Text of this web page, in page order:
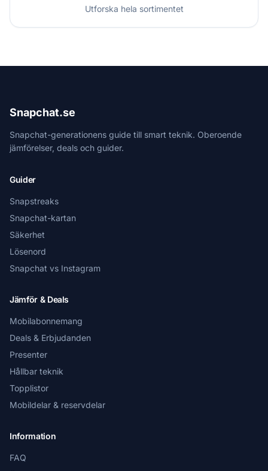
Utforska hela sortimentet
Snapchat.se
Snapchat-generationens guide till smart teknik. Oberoende
jämförelser, deals och guider.
Guider
Snapstreaks
Snapchat-kartan
Säkerhet
Lösenord
Snapchat vs Instagram
Jämför & Deals
Mobilabonnemang
Deals & Erbjudanden
Presenter
Hållbar teknik
Topplistor
Mobildelar & reservdelar
Information
FAQ